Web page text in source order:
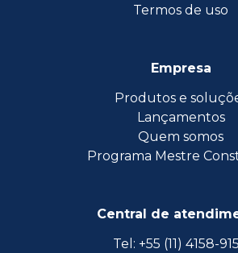
Termos de uso
Empresa
Produtos e
Lançamentos
Quem somos
Programa Mestre
Central de
Tel: +55 (11) 4158-